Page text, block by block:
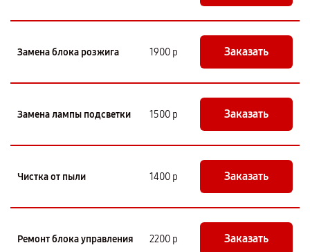
Замена блока розжига 1900 р Заказать
Замена лампы подсветки 1500 р Заказать
Чистка от пыли 1400 р Заказать
Ремонт блока управления 2200 р Заказать